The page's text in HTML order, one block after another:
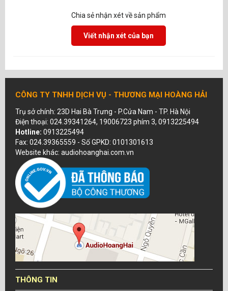
Chia sẻ nhận xét về sản phẩm
Viết nhận xét của bạn
CÔNG TY TNHH DỊCH VỤ - THƯƠNG MẠI HOÀNG HẢI
Trụ sở chính: 23D Hai Bà Trưng - P.Cửa Nam - TP. Hà Nội
Điện thoại: 024.39341264, 19006723 phím 3, 0913225494
Hotline: 0913225494
Fax: 024.39365559 - Số GPKD: 0101301613
Website khác: audiohoanghai.com.vn
THÔNG TIN